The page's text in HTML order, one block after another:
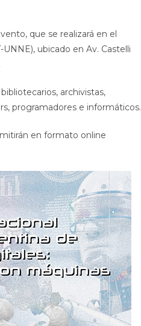
que se realizará en el
ubicado en Av. Castelli
archivistas,
programadores e informáticos.
en formato online